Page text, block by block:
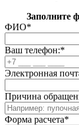
Заполните
ФИО*
Ваш телефон:*
Электронная
Причина
Форма расчета*